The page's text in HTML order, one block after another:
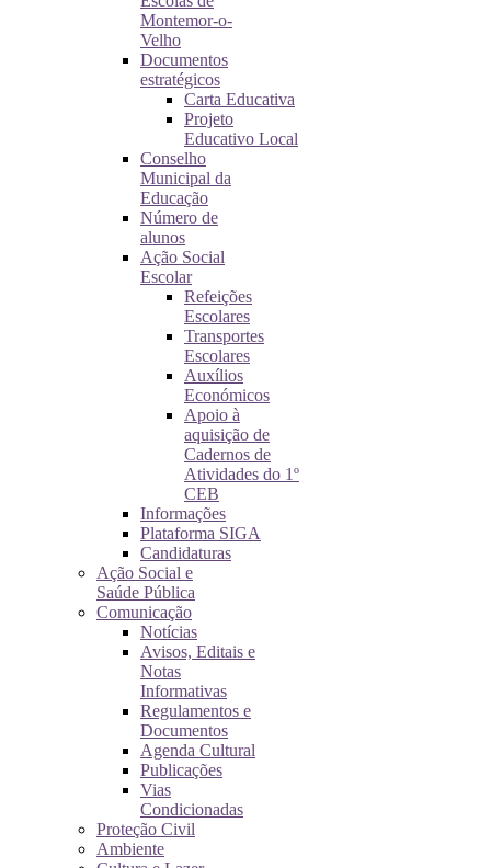
Montemor-o-
Velho
Documentos
estratégicos
Carta Educativa
Projeto
Educativo Local
Conselho
Municipal da
Educação
Número de
alunos
Ação Social
Escolar
Refeições
Escolares
Transportes
Escolares
Auxílios
Económicos
Apoio à
aquisição de
Cadernos de
Atividades do 1º
CEB
Informações
Plataforma SIGA
Candidaturas
Ação Social e
Saúde Pública
Comunicação
Notícias
Avisos, Editais e
Notas
Informativas
Regulamentos e
Documentos
Agenda Cultural
Publicações
Vias
Condicionadas
Proteção Civil
Ambiente